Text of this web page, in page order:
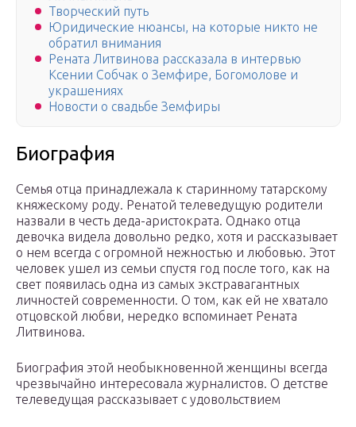
Творческий путь
Юридические нюансы, на которые никто не
обратил внимания
Рената Литвинова рассказала в интервью
Ксении Собчак о Земфире, Богомолове и
украшениях
Новости о свадьбе Земфиры
Биография
Семья отца принадлежала к старинному татарскому
княжескому роду. Ренатой телеведущую родители
назвали в честь деда-аристократа. Однако отца
девочка видела довольно редко, хотя и рассказывает
о нем всегда с огромной нежностью и любовью. Этот
человек ушел из семьи спустя год после того, как на
свет появилась одна из самых экстравагантных
личностей современности. О том, как ей не хватало
отцовской любви, нередко вспоминает Рената
Литвинова.
Биография этой необыкновенной женщины всегда
чрезвычайно интересовала журналистов. О детстве
телеведущая рассказывает с удовольствием